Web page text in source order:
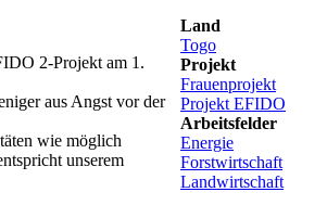
2-Projekt am 1.
aus Angst vor der
wie möglich
unserem
Land
Togo
Projekt
Frauenprojekt
Projekt EFIDO
Arbeitsfelder
Energie
Forstwirtschaft
Landwirtschaft